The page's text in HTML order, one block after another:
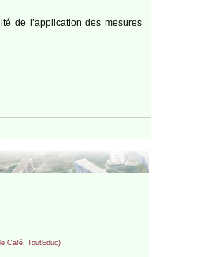
de l’application des mesures
Café, ToutEduc)